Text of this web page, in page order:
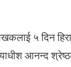
५ दिन
आनन्द